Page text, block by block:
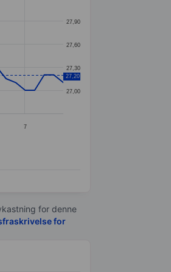
7
27,00
27,30
27,60
27,90
27,20
for denne
for